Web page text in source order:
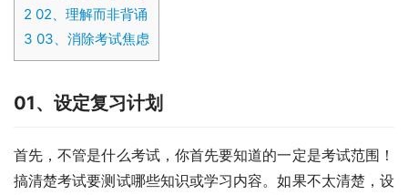
2 02、理解而非背诵
3 03、消除考试焦虑
01、设定复习计划
首先，不管是什么考试，你首先要知道的一定是考试范围！
搞清楚考试要测试哪些知识或学习内容。如果不太清楚，设